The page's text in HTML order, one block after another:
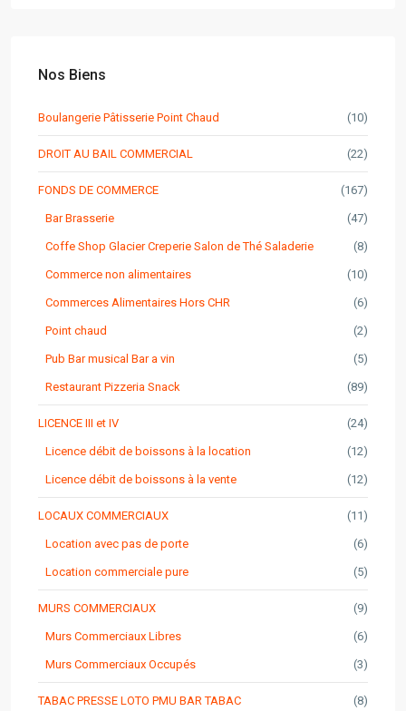
Nos Biens
Boulangerie Pâtisserie Point Chaud (10)
DROIT AU BAIL COMMERCIAL (22)
FONDS DE COMMERCE (167)
Bar Brasserie (47)
Coffe Shop Glacier Creperie Salon de Thé Saladerie (8)
Commerce non alimentaires (10)
Commerces Alimentaires Hors CHR (6)
Point chaud (2)
Pub Bar musical Bar a vin (5)
Restaurant Pizzeria Snack (89)
LICENCE III et IV (24)
Licence débit de boissons à la location (12)
Licence débit de boissons à la vente (12)
LOCAUX COMMERCIAUX (11)
Location avec pas de porte (6)
Location commerciale pure (5)
MURS COMMERCIAUX (9)
Murs Commerciaux Libres (6)
Murs Commerciaux Occupés (3)
TABAC PRESSE LOTO PMU BAR TABAC (8)